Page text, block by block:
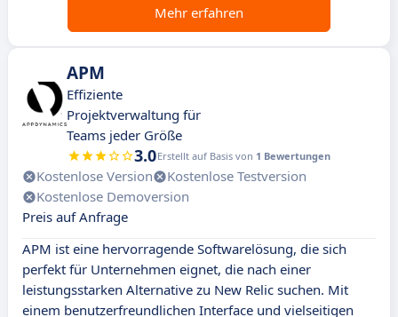
Mehr erfahren
APM
Effiziente
Projektverwaltung für
Teams jeder Größe
3.0Erstellt auf Basis von 1 Bewertungen
Kostenlose Version
Kostenlose Testversion
Kostenlose Demoversion
Preis auf Anfrage
APM ist eine hervorragende Softwarelösung, die sich
perfekt für Unternehmen eignet, die nach einer
leistungsstarken Alternative zu New Relic suchen. Mit
einem benutzerfreundlichen Interface und vielseitigen